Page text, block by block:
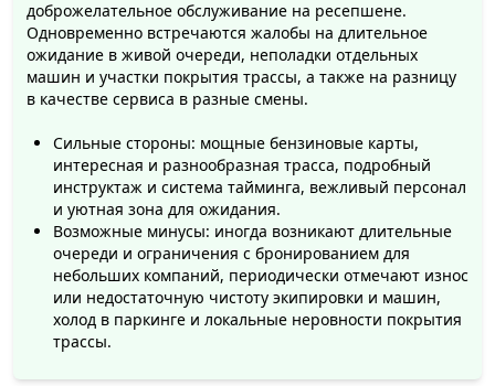
доброжелательное обслуживание на ресепшене.
Одновременно встречаются жалобы на длительное
ожидание в живой очереди, неполадки отдельных
машин и участки покрытия трассы, а также на разницу
в качестве сервиса в разные смены.
Сильные стороны: мощные бензиновые карты,
интересная и разнообразная трасса, подробный
инструктаж и система тайминга, вежливый персонал
и уютная зона для ожидания.
Возможные минусы: иногда возникают длительные
очереди и ограничения с бронированием для
небольших компаний, периодически отмечают износ
или недостаточную чистоту экипировки и машин,
холод в паркинге и локальные неровности покрытия
трассы.